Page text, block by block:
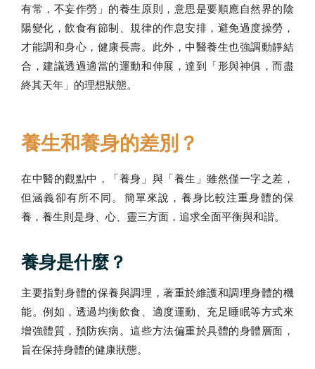
有常，不妄作勞」的養生原則，意思是要順應自然界的陰
陽變化，飲食有節制、規律的作息安排，避免過度操勞，
才能調和身心，健康長壽。此外，中醫養生也強調動靜結
合，建議透過適當的運動和伸展，達到「形與神俱，而盡
終其天年」的理想狀態。
養生和養身的差別？
在中醫的觀點中，「養身」與「養生」雖然僅一字之差，
但涵義卻有所不同。​簡單來說，養身比較注重身體的保
養，養生則是身、心、靈三方面，追求全面平衡與和諧。​
養身是什麼？
主要指對身體的保養與調理，著重於維護和調理身體的機
能。例如，透過均衡飲食、適度運動、充足睡眠等方式來
增強體質，預防疾病。這些方法偏重於具體的身體層面，
旨在保持身體的健康狀態。